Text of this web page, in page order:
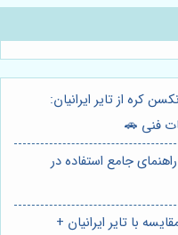
کره از تایر ایرانیان:
فنی 🚗
جامع استفاده در
با تایر ایرانیان +